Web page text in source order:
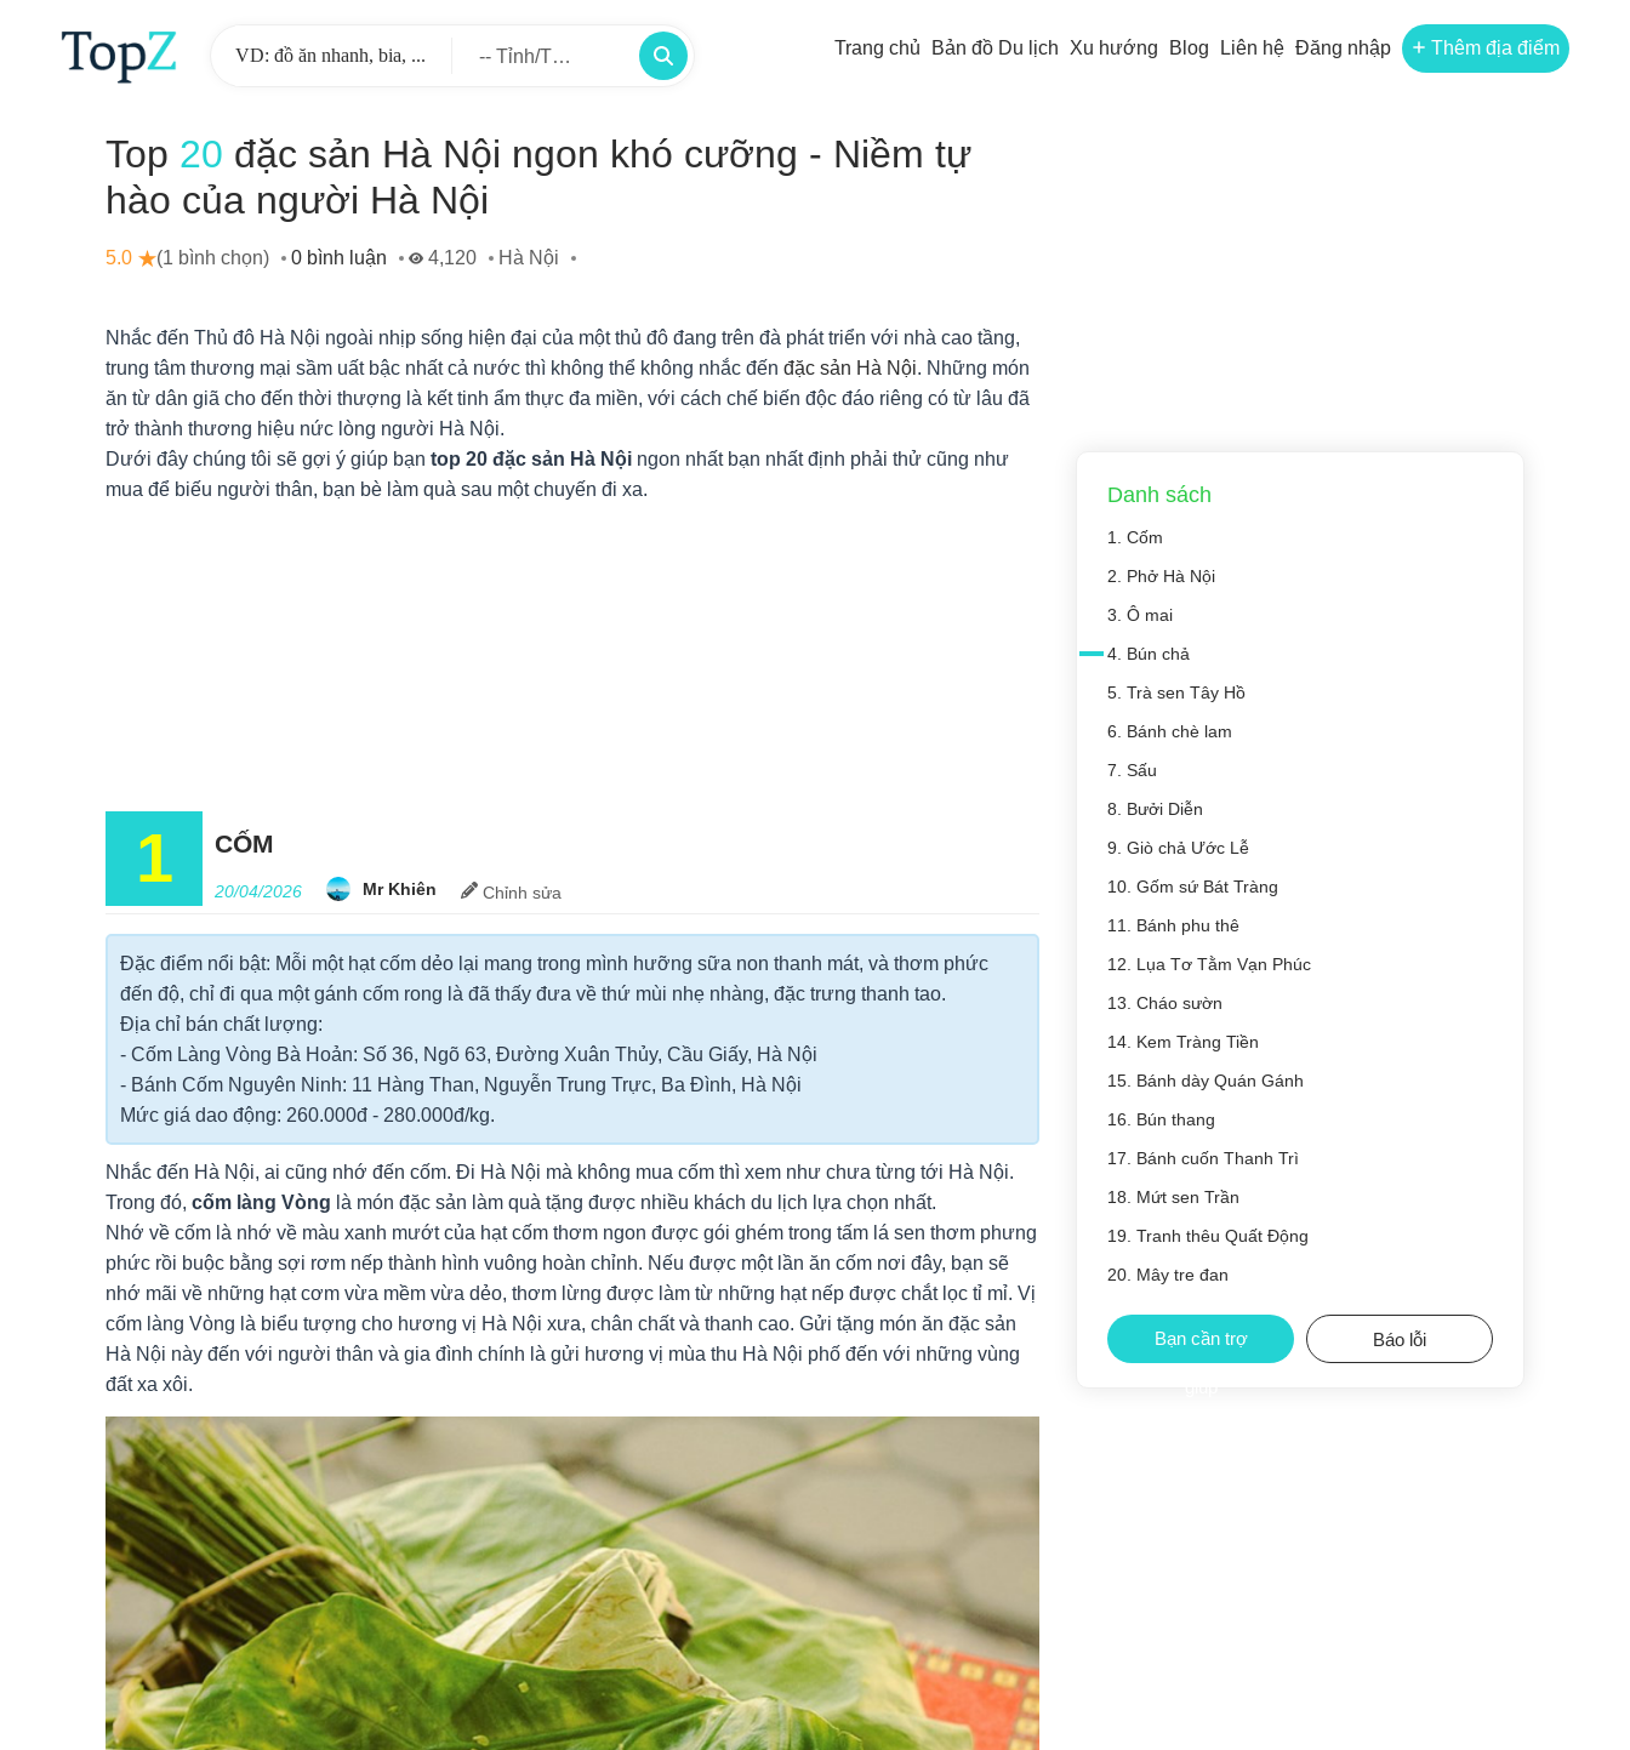
-- Tỉnh/TP -
Trang chủ Bản đồ Du lịch Xu hướng Blog Liên hệ Đăng nhập Thêm địa điểm
Top 20 đặc sản Hà Nội ngon khó cưỡng - Niềm tự
hào của người Hà Nội
5.0 (1 bình chọn) 0 bình luận 4,120 Hà Nội
Nhắc đến Thủ đô Hà Nội ngoài nhịp sống hiện đại của một thủ đô đang trên đà phát triển với nhà cao tầng,
trung tâm thương mại sầm uất bậc nhất cả nước thì không thể không nhắc đến đặc sản Hà Nội. Những món
ăn từ dân giã cho đến thời thượng là kết tinh ẩm thực đa miền, với cách chế biến độc đáo riêng có từ lâu đã
trở thành thương hiệu nức lòng người Hà Nội.
Dưới đây chúng tôi sẽ gợi ý giúp bạn top 20 đặc sản Hà Nội ngon nhất bạn nhất định phải thử cũng như
mua để biếu người thân, bạn bè làm quà sau một chuyến đi xa.
1 CỐM
20/04/2026 Mr Khiên Chỉnh sửa
Đặc điểm nổi bật: Mỗi một hạt cốm dẻo lại mang trong mình hưỡng sữa non thanh mát, và thơm phức
đến độ, chỉ đi qua một gánh cốm rong là đã thấy đưa về thứ mùi nhẹ nhàng, đặc trưng thanh tao.
Địa chỉ bán chất lượng:
- Cốm Làng Vòng Bà Hoản: Số 36, Ngõ 63, Đường Xuân Thủy, Cầu Giấy, Hà Nội
- Bánh Cốm Nguyên Ninh: 11 Hàng Than, Nguyễn Trung Trực, Ba Đình, Hà Nội
Mức giá dao động: 260.000đ - 280.000đ/kg.
Nhắc đến Hà Nội, ai cũng nhớ đến cốm. Đi Hà Nội mà không mua cốm thì xem như chưa từng tới Hà Nội.
Trong đó, cốm làng Vòng là món đặc sản làm quà tặng được nhiều khách du lịch lựa chọn nhất.
Nhớ về cốm là nhớ về màu xanh mướt của hạt cốm thơm ngon được gói ghém trong tấm lá sen thơm phưng
phức rồi buộc bằng sợi rơm nếp thành hình vuông hoàn chỉnh. Nếu được một lần ăn cốm nơi đây, bạn sẽ
nhớ mãi về những hạt cơm vừa mềm vừa dẻo, thơm lừng được làm từ những hạt nếp được chắt lọc tỉ mỉ. Vị
cốm làng Vòng là biểu tượng cho hương vị Hà Nội xưa, chân chất và thanh cao. Gửi tặng món ăn đặc sản
Hà Nội này đến với người thân và gia đình chính là gửi hương vị mùa thu Hà Nội phố đến với những vùng
đất xa xôi.
Danh sách
1. Cốm
2. Phở Hà Nội
3. Ô mai
4. Bún chả
5. Trà sen Tây Hồ
6. Bánh chè lam
7. Sấu
8. Bưởi Diễn
9. Giò chả Ước Lễ
10. Gốm sứ Bát Tràng
11. Bánh phu thê
12. Lụa Tơ Tằm Vạn Phúc
13. Cháo sườn
14. Kem Tràng Tiền
15. Bánh dày Quán Gánh
16. Bún thang
17. Bánh cuốn Thanh Trì
18. Mứt sen Trần
19. Tranh thêu Quất Động
20. Mây tre đan
Bạn cần trợ Báo lỗi